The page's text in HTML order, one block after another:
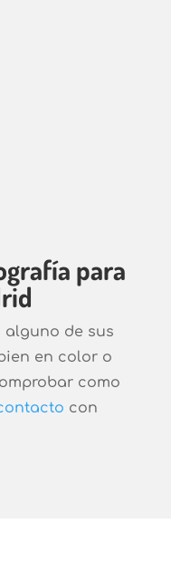
para
alguno de sus
en color o
como
con